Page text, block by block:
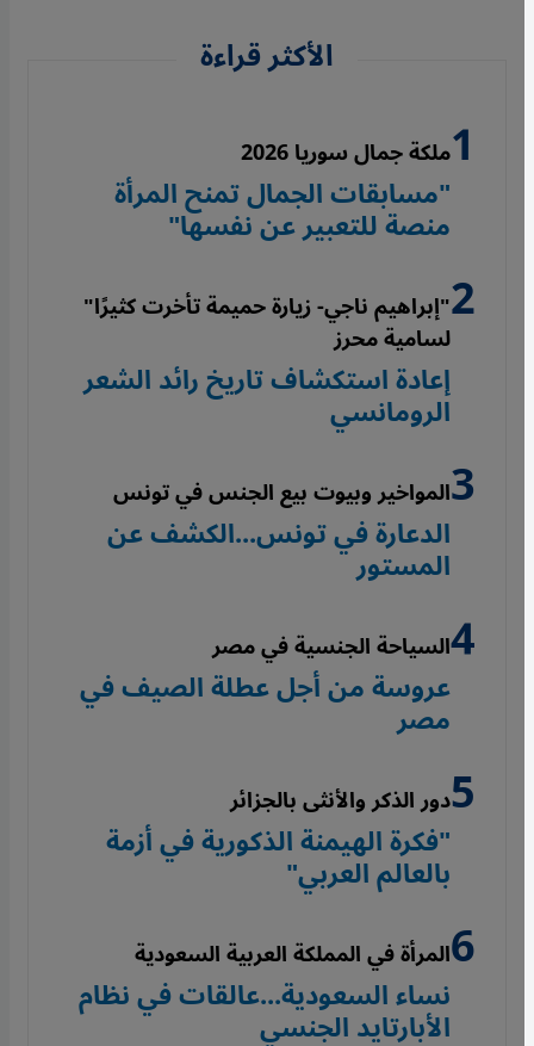
الأكثر قراءة
ملكة جمال سوريا 2026
"مسابقات الجمال تمنح المرأة
منصة للتعبير عن نفسها"
"إبراهيم ناجي- زيارة حميمة تأخرت كثيرًا"
لسامية محرز
إعادة استكشاف تاريخ رائد الشعر
الرومانسي
المواخير وبيوت بيع الجنس في تونس
الدعارة في تونس...الكشف عن
المستور
السياحة الجنسية في مصر
عروسة من أجل عطلة الصيف في
مصر
دور الذكر والأنثى بالجزائر
"فكرة الهيمنة الذكورية في أزمة
بالعالم العربي"
المرأة في المملكة العربية السعودية
نساء السعودية...عالقات في نظام
الأبارتايد الجنسي